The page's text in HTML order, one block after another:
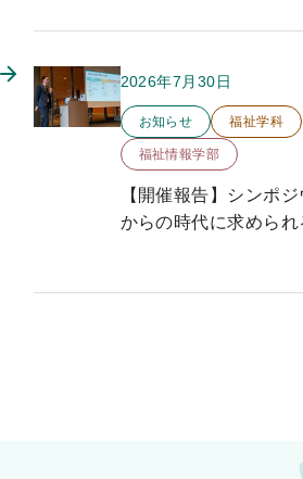
2026年7月30日
このお知らせのカテゴ
お知らせ 福祉学科
福祉情報学部
【開催報告】シンポ
からの時代に求められ